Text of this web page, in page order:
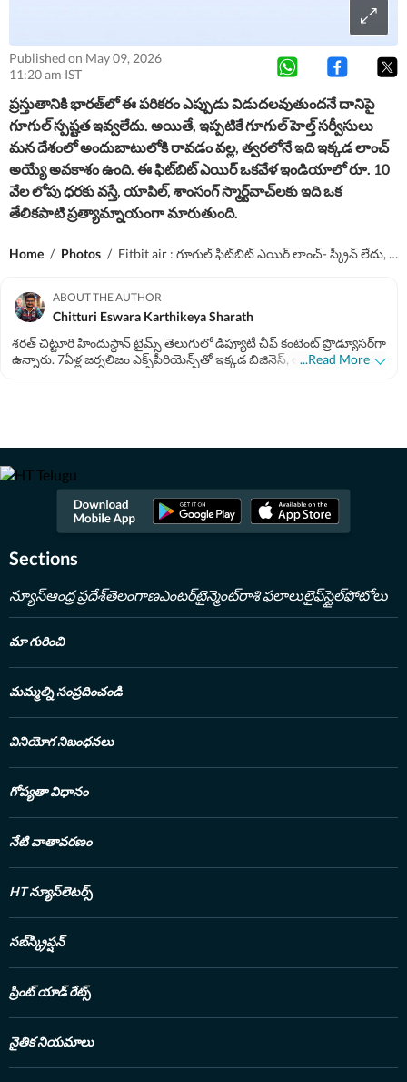
Published on May 09, 2026
11:20 am IST
ప్రస్తుతానికి భారత్‌లో ఈ పరికరం ఎప్పుడు విడుదలవుతుందనే దానిపై
గూగుల్ స్పష్టత ఇవ్వలేదు. అయితే, ఇప్పటికే గూగుల్ హెల్త్ సర్వీసులు
మన దేశంలో అందుబాటులోకి రావడం వల్ల, త్వరలోనే ఇది ఇక్కడ లాంచ్
అయ్యే అవకాశం ఉంది. ఈ ఫిట్​బిట్​ ఎయిర్ ఒకవేళ ఇండియాలో రూ. 10
వేల లోపు ధరకు వస్తే, యాపిల్, శాంసంగ్ స్మార్ట్‌వాచ్‌లకు ఇది ఒక
తేలికపాటి ప్రత్యామ్నాయంగా మారుతుంది.
Home / Photos / Fitbit air : గూగుల్ ఫిట్‌బిట్ ఎయిర్ లాంచ్- స్క్రీన్ లేదు, బటన్లు లేవు! హెల్త్ ట్రాకింగ్ కోసమే..
ABOUT THE AUTHOR
Chitturi Eswara Karthikeya Sharath
శరత్​ చిట్టూరి హిందుస్థాన్ టైమ్స్ తెలుగులో డిప్యూటీ చీఫ్​ కంటెంట్ ప్రొడ్యూసర్‌గా
ఉన్నారు. 7ఏళ్ల జర్నలిజం ఎక్స్​పీరియెన్స్​తో ఇక్కడ బిజినెస్​, ఆటో, టెక్​, పర్సనల్​
చెప్పడం, రాయడంపై ఇష్టంతో ఈ రంగాన్ని ఎంచుకున్నారు. తన ఆర్టికల్స్​తో
ఇప్పుడు ప్రజలకు చేరువవుతున్నారు.Read Less
...Read More
Sections
న్యూస్ఆంధ్ర ప్రదేశ్తెలంగాణఎంటర్‌టైన్మెంట్రాశి ఫలాలులైఫ్‌స్టైల్ఫోటోలు
మా గురించి
మమ్మల్ని సంప్రదించండి
వినియోగ నిబంధనలు
గోప్యతా విధానం
నేటి వాతావరణం
HT న్యూస్‌లెటర్స్
సబ్‌స్క్రిప్షన్
ప్రింట్ యాడ్ రేట్స్
నైతిక నియమాలు